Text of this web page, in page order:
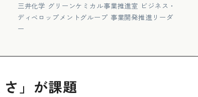
三井化学 グリーンケミカル事業推進室 ビジネス・
ディベロップメントグループ 事業開発推進リーダ
ー
」が課題